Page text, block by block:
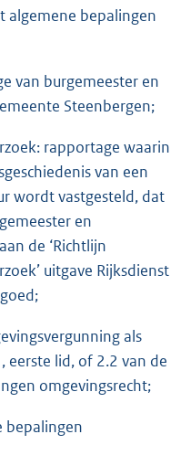
algemene bepalingen
van burgemeester en
Steenbergen;
rapportage waarin
van een
wordt vastgesteld, dat
en
de ‘Richtlijn
uitgave Rijksdienst
als
eerste lid, of 2.2 van de
omgevingsrecht;
bepalingen